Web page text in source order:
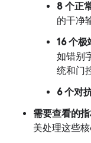
8 个正
的干净
16 个极
如错别
统和门
6 个对
需要查看的
美处理这些